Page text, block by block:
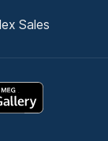
Sales